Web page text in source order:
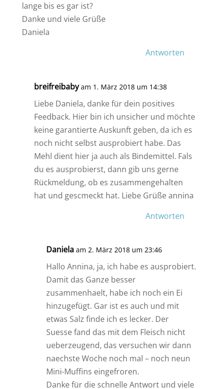
lange bis es gar ist?
Danke und viele Grüße
Daniela
Antworten
breifreibaby am 1. März 2018 um 14:38
Liebe Daniela, danke für dein positives
Feedback. Hier bin ich unsicher und möchte
keine garantierte Auskunft geben, da ich es
noch nicht selbst ausprobiert habe. Das
Mehl dient hier ja auch als Bindemittel. Fals
du es ausprobierst, dann gib uns gerne
Rückmeldung, ob es zusammengehalten
hat und gescmeckt hat. Liebe Grüße annina
Antworten
Daniela am 2. März 2018 um 23:46
Hallo Annina, ja, ich habe es ausprobiert.
Damit das Ganze besser
zusammenhaelt, habe ich noch ein Ei
hinzugefügt. Gar ist es auch und mit
etwas Salz finde ich es lecker. Der
Suesse fand das mit dem Fleisch nicht
ueberzeugend, das versuchen wir dann
naechste Woche noch mal – noch neun
Mini-Muffins eingefroren.
Danke für die schnelle Antwort und viele